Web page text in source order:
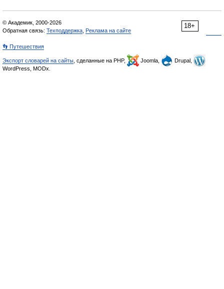
18+
© Академик, 2000-2026
Обратная связь: Техподдержка Реклама на сайте
👣 Путешествия
Экспорт словарей на сайты , сделанные на PHP, Joomla,
Drupal,
WordPress, MODx.